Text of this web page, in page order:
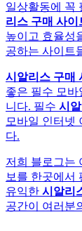
일상활동에 꼭
리스 구매 사이
높이고 효율성
공하는 사이트
시알리스 구매
좋은 필수 모
니다. 필수 시
모바일 인터넷
다.
저희 블로그는
보를 한곳에서
유익한 시알리
공간이 여러분